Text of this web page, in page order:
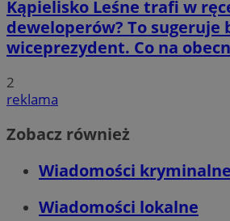
Kąpielisko Leśne trafi w
deweloperów? To sugeruje
wiceprezydent. Co na
2
reklama
Zobacz również
Wiadomości
Wiadomości lokalne